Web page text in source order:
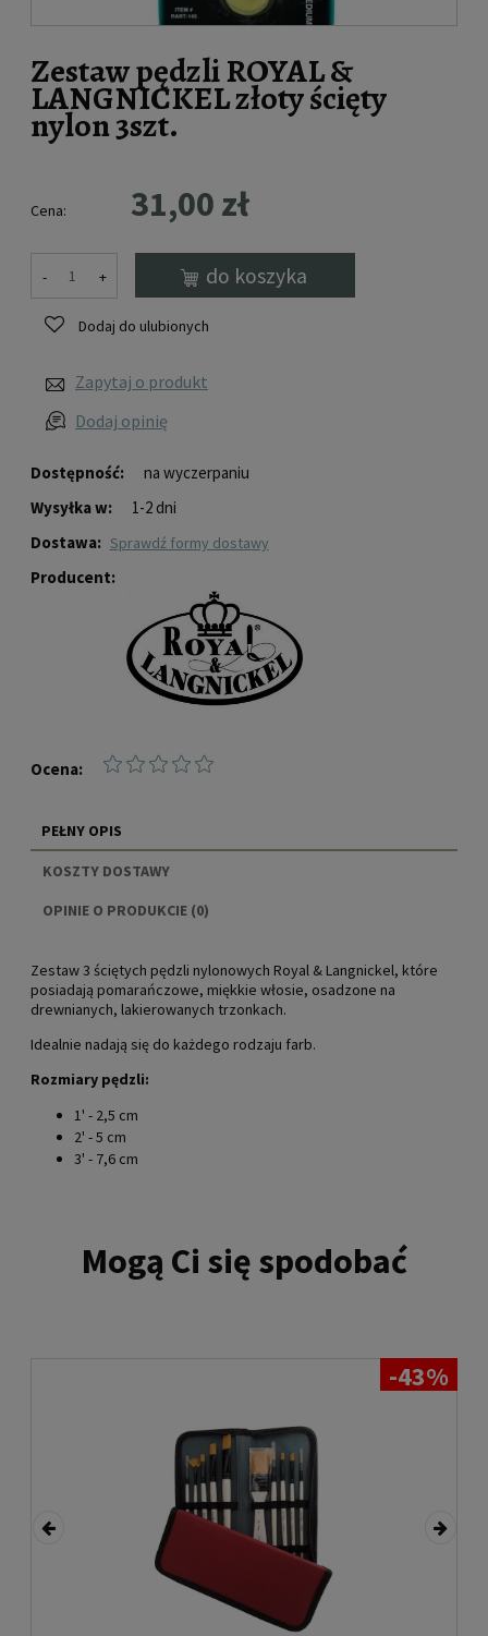
Zestaw pędzli ROYAL &
LANGNICKEL złoty ścięty
nylon 3szt.
Dostępność:
na wyczerpaniu
Wysyłka w:
1-2 dni
Dostawa:
sprawdź formy dostawy
Producent:
Ocena:
Cena: 31,00 zł
- + do koszyka
Dodaj do ulubionych
Zapytaj o produkt
Dodaj opinię
PEŁNY OPIS
KOSZTY DOSTAWY
CENA NIE ZAWIERA EWENTUALNYCH KOSZTÓW
OPINIE O PRODUKCIE (0)
Zestaw 3 ściętych pędzli nylonowych Royal & Langnickel, które
posiadają pomarańczowe, miękkie włosie, osadzone na
drewnianych, lakierowanych trzonkach.
Idealnie nadają się do każdego rodzaju farb.
Rozmiary pędzli:
1' - 2,5 cm
2' - 5 cm
3' - 7,6 cm
Mogą Ci się spodobać
-43%